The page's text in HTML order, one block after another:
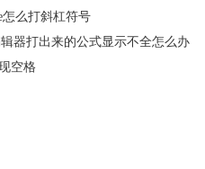
怎么打斜杠符号
器打出来的公式显示不全怎么办
空格